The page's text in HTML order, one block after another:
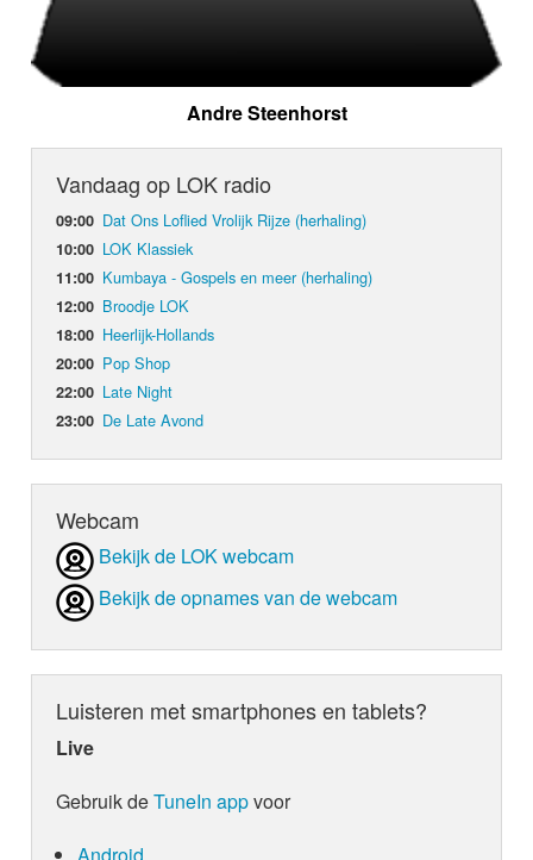
Andre Steenhorst
Vandaag op LOK radio
09:00 Dat Ons Loflied Vrolijk Rijze (herhaling)
10:00 LOK Klassiek
11:00 Kumbaya - Gospels en meer (herhaling)
12:00 Broodje LOK
18:00 Heerlijk-Hollands
20:00 Pop Shop
22:00 Late Night
23:00 De Late Avond
Webcam
Bekijk de LOK webcam
Bekijk de opnames van de webcam
Luisteren met smartphones en tablets?
Live
Gebruik deTuneIn appvoor
Android